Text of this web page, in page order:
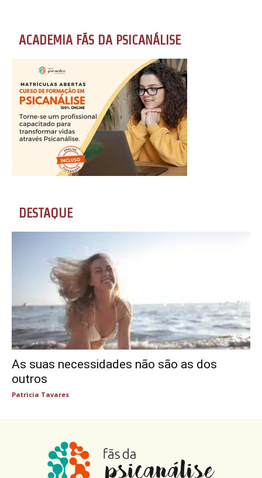
ACADEMIA FÃS DA PSICANÁLISE
DESTAQUE
As suas necessidades não são as dos
outros
Patricia Tavares